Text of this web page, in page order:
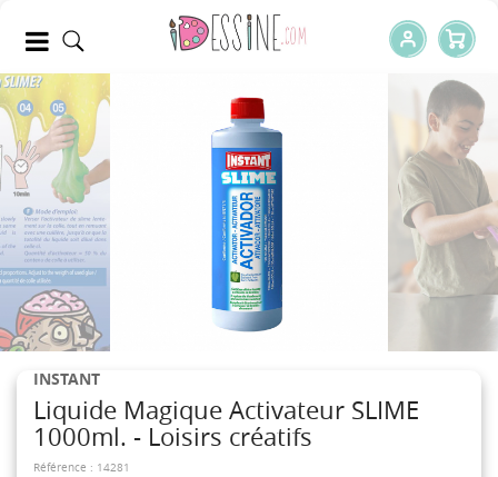
INSTANT
Liquide Magique Activateur SLIME
1000ml. - Loisirs créatifs
Référence : 14281